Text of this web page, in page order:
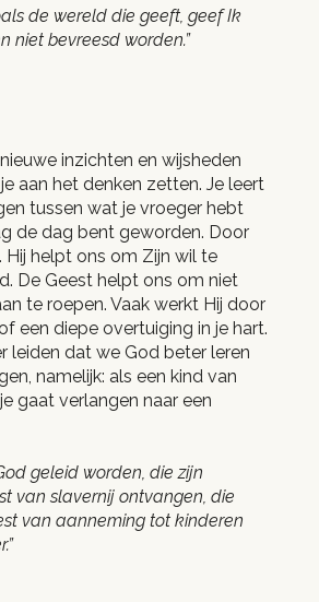
de wereld die geeft, geef Ik
niet bevreesd worden.”
inzichten en wijsheden
aan het denken zetten. Je leert
tussen wat je vroeger hebt
de dag bent geworden. Door
helpt ons om Zijn wil te
De Geest helpt ons om niet
te roepen. Vaak werkt Hij door
een diepe overtuiging in je hart.
leiden dat we God beter leren
namelijk: als een kind van
gaat verlangen naar een
geleid worden, die zijn
van slavernij ontvangen, die
van aanneming tot kinderen